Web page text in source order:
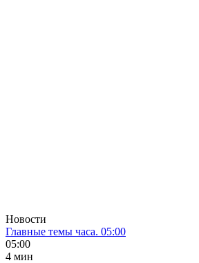
Новости
Главные темы часа. 05:00
05:00
4 мин